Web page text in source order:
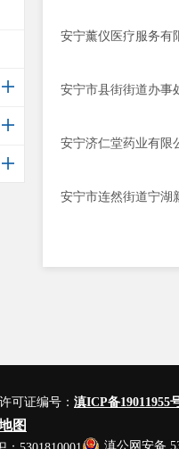
安宁薰仪医疗服务有
安宁市县街街道办事
安宁济仁堂药业有限
安宁市连然街道宁湖
可证编号： 滇ICP备19011955
图
滇公网安备